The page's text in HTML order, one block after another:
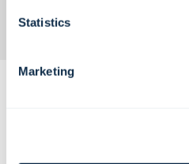
Statistics
Marketing